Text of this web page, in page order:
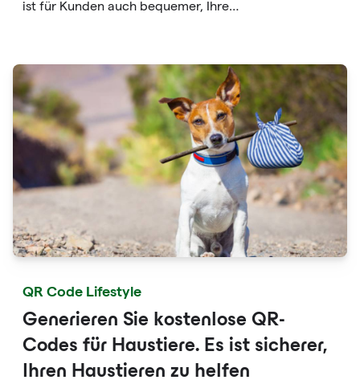
ist für Kunden auch bequemer, Ihre
Konsumerlebnis des Kunden im Geschäft zu
verbessern und dadurch den Eindruck des Benutzers
vom Geschäft zu prägen.
QR Code Lifestyle
Generieren Sie kostenlose QR-
Codes für Haustiere. Es ist sicherer,
Ihren Haustieren zu helfen